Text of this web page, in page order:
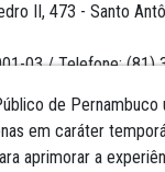
de Pernambuco
em caráter
aprimorar a
II, 473 - Santo
03 / Telefone: (81)